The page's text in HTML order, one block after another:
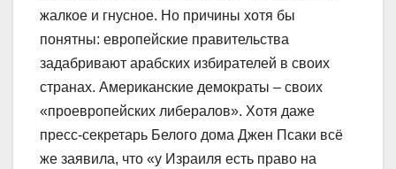
жалкое и гнусное. Но причины хотя бы
понятны: европейские правительства
задабривают арабских избирателей в своих
странах. Американские демократы – своих
«проевропейских либералов». Хотя даже
пресс-секретарь Белого дома Джен Псаки всё
же заявила, что «у Израиля есть право на